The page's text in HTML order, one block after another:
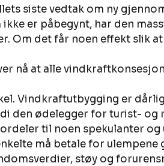
siste vedtak om ny
er påbegynt, har den
Om det får noen effekt slik
nå at alle
Vindkraftutbygging er
den ødelegger for turist- og
til noen spekulanter og
må betale for ulempene
støy og